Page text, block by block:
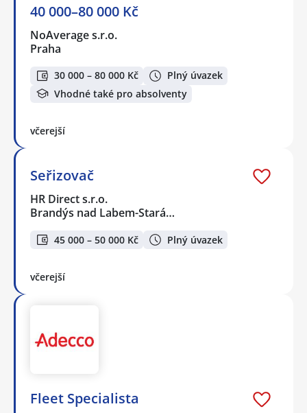
40 000–80 000 Kč
NoAverage s.r.o.
Praha
30 000 – 80 000 Kč
Plný úvazek
Vhodné také pro absolventy
včerejší
Seřizovač
HR Direct s.r.o.
Brandýs nad Labem-Stará…
45 000 – 50 000 Kč Plný úvazek
včerejší
Fleet Specialista